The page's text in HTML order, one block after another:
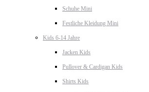
Schuhe Mini
Festliche Kleidung Mini
Kids 6-14 Jahre
Jacken Kids
Pullover & Cardigan Kids
Shirts Kids